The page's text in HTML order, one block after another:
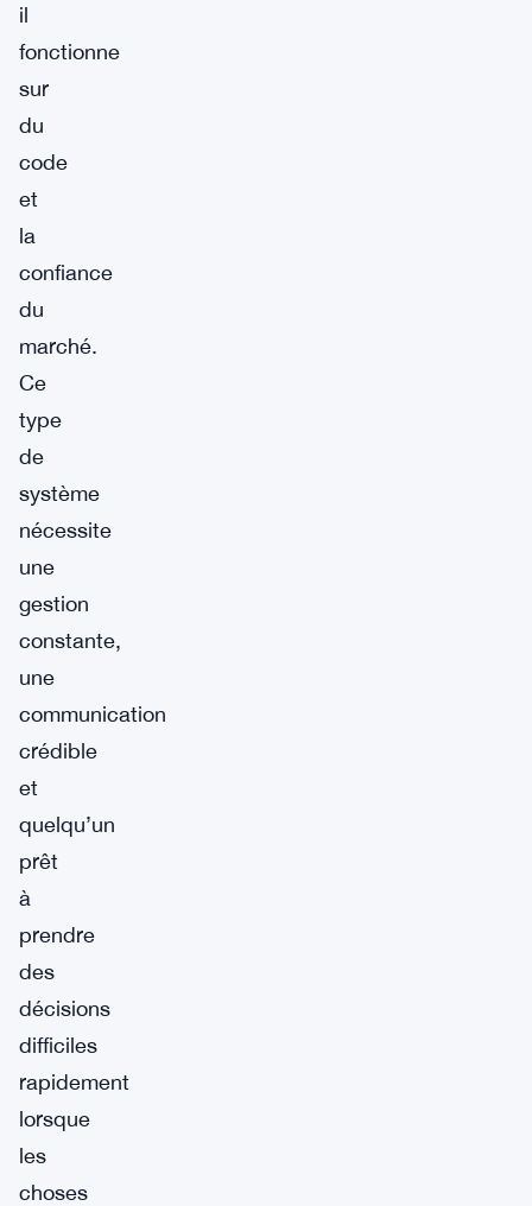
il
fonctionne
sur
du
code
et
la
confiance
du
marché.
Ce
type
de
système
nécessite
une
gestion
constante,
une
communication
crédible
et
quelqu’un
prêt
à
prendre
des
décisions
difficiles
rapidement
lorsque
les
choses